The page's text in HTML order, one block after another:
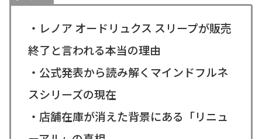
・レノア オードリュクス スリープが販売
終了と言われる本当の理由
・公式発表から読み解くマインドフルネ
スシリーズの現在
・店舗在庫が消えた背景にある「リニュ